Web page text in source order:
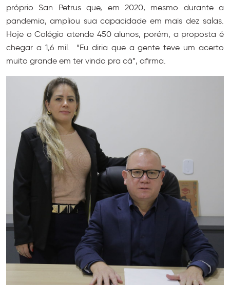
próprio San Petrus que, em 2020, mesmo durante a
pandemia, ampliou sua capacidade em mais dez salas.
Hoje o Colégio atende 450 alunos, porém, a proposta é
chegar a 1,6 mil. “Eu diria que a gente teve um acerto
muito grande em ter vindo pra cá”, afirma.